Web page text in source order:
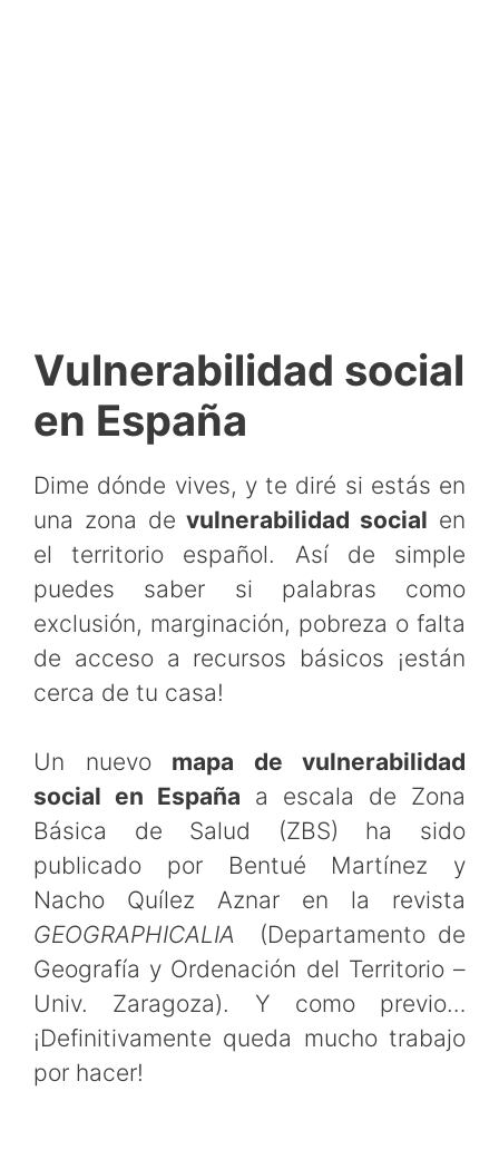
Vulnerabilidad social
en España
Dime dónde vives, y te diré si estás en
una zona devulnerabilidad social en
el territorio español. Así de simple
puedes saber si palabras como
exclusión, marginación, pobreza o falta
de acceso a recursos básicos ¡están
cerca de tu casa!
Un nuevo mapa de vulnerabilidad
social en España a escala de Zona
Básica de Salud (ZBS) ha sido
publicado por Bentué Martínez y
Nacho Quílez Aznar en la revista
GEOGRAPHICALIA (Departamento de
Geografía y Ordenación del Territorio –
Univ. Zaragoza). Y como previo…
¡Definitivamente queda mucho trabajo
por hacer!